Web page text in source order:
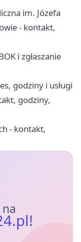
im. Józefa
- kontakt,
i zgłaszanie
godziny i usługi
godziny,
- kontakt,